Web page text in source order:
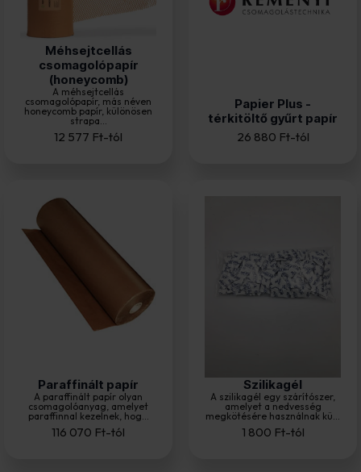
Méhsejtcellás
csomagolópapír
(honeycomb)
A méhsejtcellás
csomagolópapír, más néven
honeycomb papír, különösen
strapa...
12 577 Ft-tól
Papier Plus -
térkitöltő gyűrt papír
26 880 Ft-tól
Paraffinált papír
A paraffinált papír olyan
csomagolóanyag, amelyet
paraffinnal kezelnek, hog...
116 070 Ft-tól
Szilikagél
A szilikagél egy szárítószer,
amelyet a nedvesség
megkötésére használnak kü...
1 800 Ft-tól